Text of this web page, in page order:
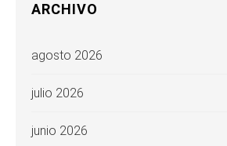
ARCHIVO
agosto 2026
julio 2026
junio 2026